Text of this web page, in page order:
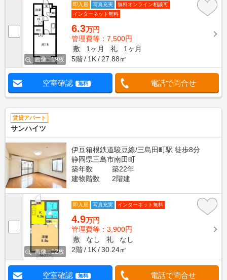
画像 : 19枚
即入居 写真充実
無料オンライン相談可
インターネット無料
6.3万円
管理費等：7,500円
敷
1ヶ月 礼
1ヶ月
5階
1K 27.88㎡
空室確認 無料 電話で問合せ
賃貸アパート
サンハイツ
伊豆箱根鉄道駿豆線/三島田町駅 徒歩8分
静岡県三島市南田町
築年数
築22年
建物階数
2階建
画像 : 12枚
即入居 写真充実 インターネット無料
4.9万円
管理費等：3,900円
敷
なし 礼
なし
2階
1K 30.24㎡
空室確認 無料 電話で問合せ